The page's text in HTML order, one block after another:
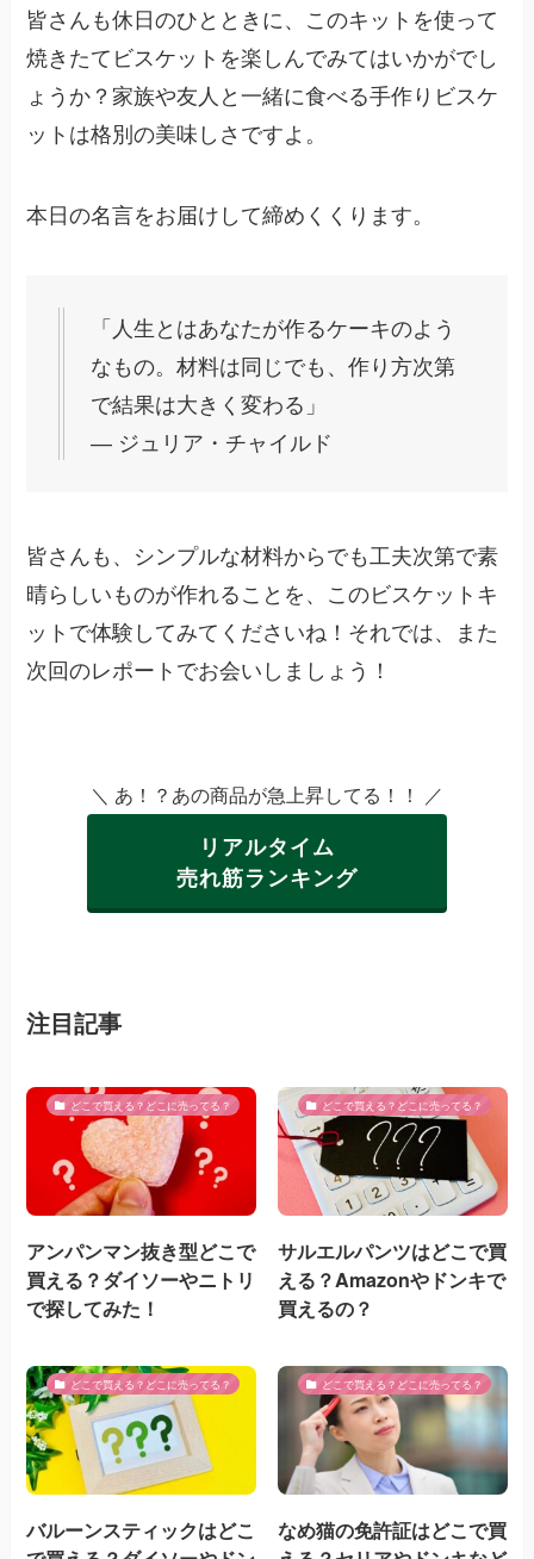
皆さんも休日のひとときに、このキットを使って
焼きたてビスケットを楽しんでみてはいかがでし
ょうか？家族や友人と一緒に食べる手作りビスケ
ットは格別の美味しさですよ。
本日の名言をお届けして締めくくります。
「人生とはあなたが作るケーキのよう
なもの。材料は同じでも、作り方次第
で結果は大きく変わる」
― ジュリア・チャイルド
皆さんも、シンプルな材料からでも工夫次第で素
晴らしいものが作れることを、このビスケットキ
ットで体験してみてくださいね！それでは、また
次回のレポートでお会いしましょう！
＼ あ！？あの商品が急上昇してる！！ ／
リアルタイム
売れ筋ランキング
注目記事
どこで買える？どこに売ってる？
アンパンマン抜き型どこで
買える？ダイソーやニトリ
で探してみた！
どこで買える？どこに売ってる？
サルエルパンツはどこで買
える？Amazonやドンキで
買えるの？
どこで買える？どこに売ってる？
バルーンスティックはどこ
どこで買える？どこに売ってる？
なめ猫の免許証はどこで買